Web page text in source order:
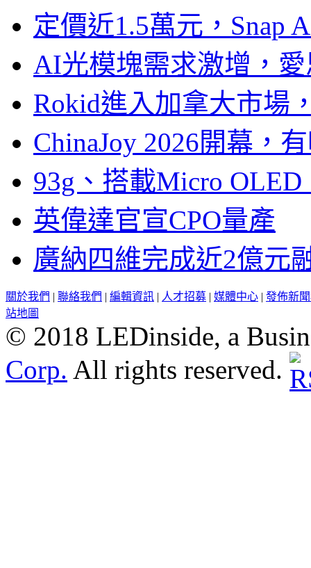
定價近1.5萬元，Snap
AI光模塊需求激增，
Rokid進入加拿大市場
ChinaJoy 2026開幕，
93g、搭載Micro
英偉達官宣CPO量產
廣納四維完成近2億元
關於我們 | 聯絡我們 | 編輯資訊 | 人才招募 | 媒體中心 | 發佈新
站地圖
© 2018 LEDinside, a
Corp. All rights reserved.